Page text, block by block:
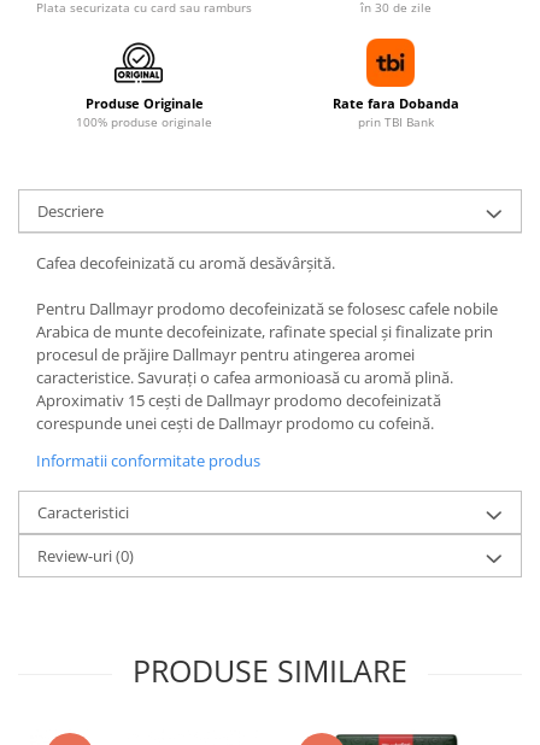
Plata securizata cu card sau ramburs în 30 de zile
Produse Originale
100% produse originale
Rate fara Dobanda
prin TBI Bank
Descriere
Cafea decofeinizată cu aromă desăvârşită.
Pentru Dallmayr prodomo decofeinizată se folosesc cafele nobile
Arabica de munte decofeinizate, rafinate special şi finalizate prin
procesul de prăjire Dallmayr pentru atingerea aromei
caracteristice. Savuraţi o cafea armonioasă cu aromă plină.
Aproximativ 15 ceşti de Dallmayr prodomo decofeinizată
corespunde unei ceşti de Dallmayr prodomo cu cofeină.
Informatii conformitate produs
Caracteristici
Review-uri(0)
PRODUSE SIMILARE